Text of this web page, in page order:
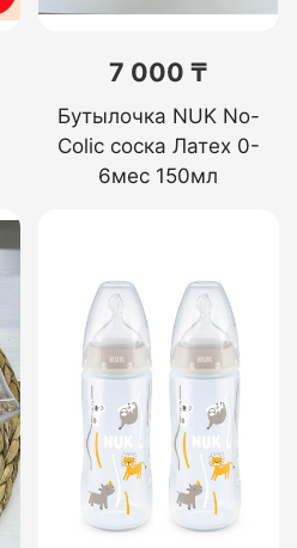
7 000 ₸
Бутылочка NUK No-
Colic соска Латех 0-
6мес 150мл